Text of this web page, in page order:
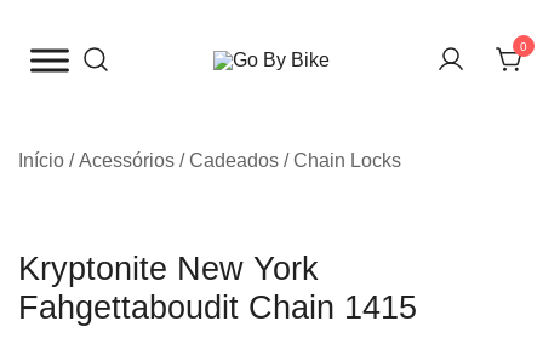
para
0
Início /Acessórios /Cadeados /Chain Locks
Kryptonite New York
Fahgettaboudit Chain 1415